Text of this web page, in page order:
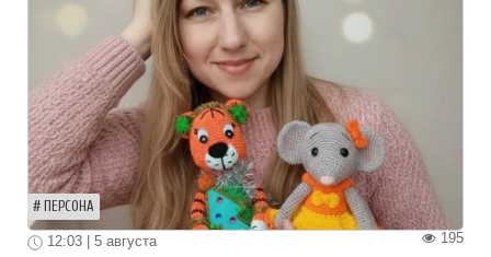
ПЕРСОНА
195
12:03 | 5 августа